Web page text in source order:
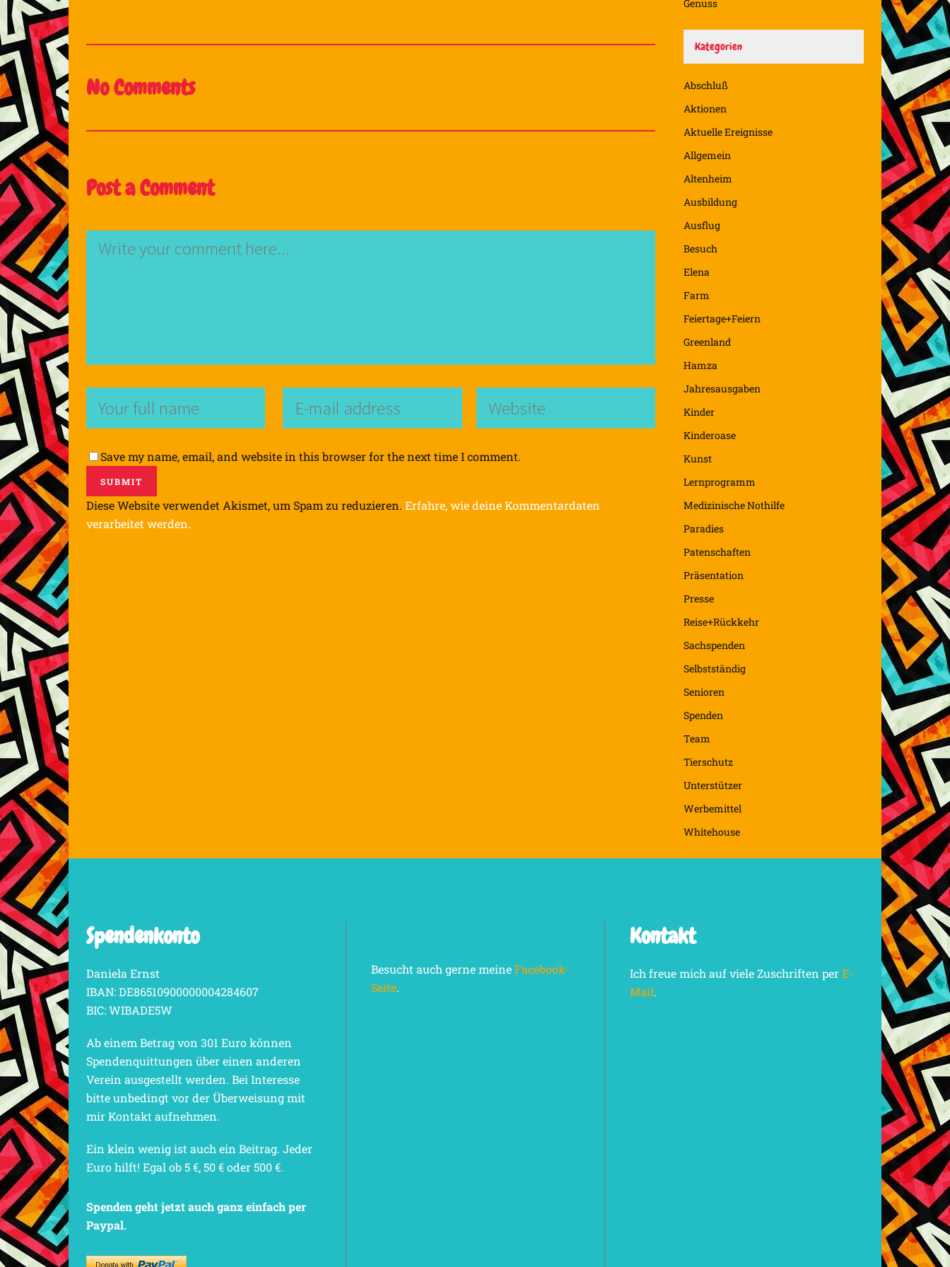
No Comments
Post a Comment
Save my name, email, and website in this browser for the next time I comment.
Diese Website verwendet Akismet, um Spam zu reduzieren. Erfahre, wie deine Kommentardaten
verarbeitet werden.
Genuss
Kategorien
Abschluß
Aktionen
Aktuelle Ereignisse
Allgemein
Altenheim
Ausbildung
Ausflug
Besuch
Elena
Farm
Feiertage+Feiern
Greenland
Hamza
Jahresausgaben
Kinder
Kinderoase
Kunst
Lernprogramm
Medizinische Nothilfe
Paradies
Patenschaften
Präsentation
Presse
Reise+Rückkehr
Sachspenden
Selbstständig
Senioren
Spenden
Team
Tierschutz
Unterstützer
Werbemittel
Whitehouse
Spendenkonto
Daniela Ernst
IBAN: DE86510900000004284607
BIC: WIBADE5W
Ab einem Betrag von 301 Euro können
Spendenquittungen über einen anderen
Verein ausgestellt werden. Bei Interesse
bitte unbedingt vor der Überweisung mit
mir Kontakt aufnehmen.
Ein klein wenig ist auch ein Beitrag. Jeder
Euro hilft! Egal ob 5 €, 50 € oder 500 €.
Spenden geht jetzt auch ganz einfach per
Paypal.
Besucht auch gerne meineFacebook-
Seite.
Kontakt
Ich freue mich auf viele Zuschriften perE-
Mail.